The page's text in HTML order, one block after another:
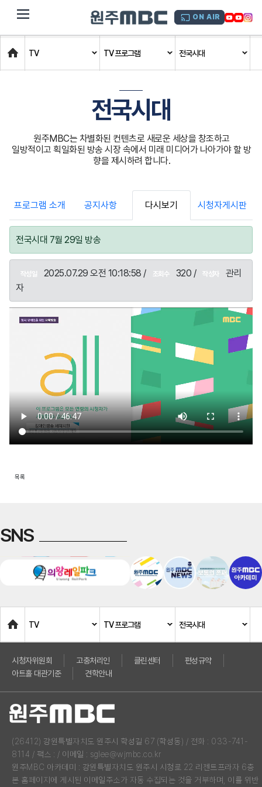
dehaze ON AIR
Home
TV TV 프로그램 전국시대
전국시대
원주MBC는 차별화된 컨텐츠로 새로운 세상을 창조하고
일방적이고 획일화된 방송 시장 속에서 미래 미디어가 나아가야 할 방
향을 제시하려 합니다.
프로그램 소개 공지사항 다시보기 시청자게시판
전국시대 7월 29일 방송
작성일 2025.07.29 오전 10:18:58 / 조회수 320 / 작성자
관리
자
목록
SNS
Home
TV TV 프로그램 전국시대
시청자위원회 고충처리인 클린센터
편성규약
아트홀 대관기준
견학안내
(26412) 강원특별자치도 원주시 학성길 67 (학성동) / 전화 : 033-741-
8114 / 팩스 : / 이메일 : sglee@wjmbc.co.kr
원주MBC 아카데미 : 강원특별자치도 원주시 시청로 22 리젠트프라자 6층
본 홈페이지에 게시된 이메일주소가 자동 수집되는 것을 거부하며, 이를 위반